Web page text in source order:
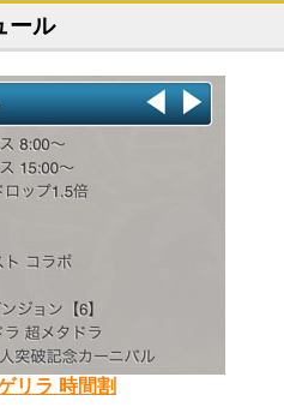
ール
リラ 時間割